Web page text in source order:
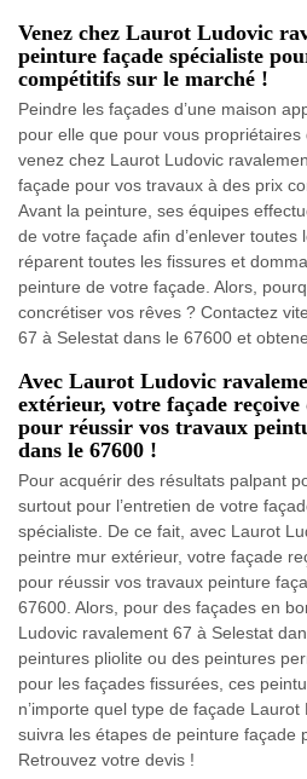
Venez chez Laurot Ludovic
peinture façade spécialiste
compétitifs sur le marché !
Peindre les façades d’une maison
pour elle que pour vous propriétaires
venez chez Laurot Ludovic
façade pour vos travaux à des prix
Avant la peinture, ses équipes
de votre façade afin d’enlever toutes
réparent toutes les fissures et
peinture de votre façade. Alors,
concrétiser vos rêves ? Contactez
67 à Selestat dans le 67600 et
Avec Laurot Ludovic
extérieur, votre façade reçoive
pour réussir vos travaux
dans le 67600 !
Pour acquérir des résultats palpant
surtout pour l’entretien de votre
spécialiste. De ce fait, avec Laurot
peintre mur extérieur, votre façade
pour réussir vos travaux peinture
67600. Alors, pour des façades en
Ludovic ravalement 67 à Selestat
peintures pliolite ou des peintures
pour les façades fissurées, ces
n’importe quel type de façade
suivra les étapes de peinture façade
Retrouvez votre devis !